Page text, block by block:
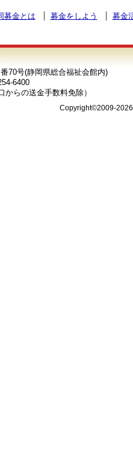
募金とは 募金をしよう 募金
70号(静岡県総合福祉会館内)
6400
からの送金手数料免除）
Copyright©2009-